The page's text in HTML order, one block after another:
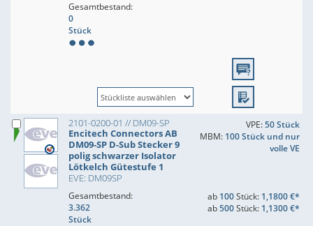
Gesamtbestand:
0
Stück
2101-0200-01 // DM09-SP
Encitech Connectors AB
DM09-SP D-Sub Stecker 9
polig schwarzer Isolator
Lötkelch Gütestufe 1
EVE: DM09SP
VPE:50 Stück
MBM: 100 Stück und nur
volle VE
Gesamtbestand:
3.362
Stück
ab 100Stück: 1,1800 €*
ab500Stück: 1,1300 €*